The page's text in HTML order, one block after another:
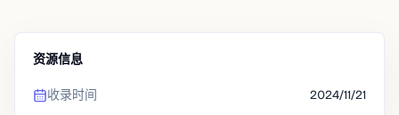
资源信息
收录时间 2024/11/21